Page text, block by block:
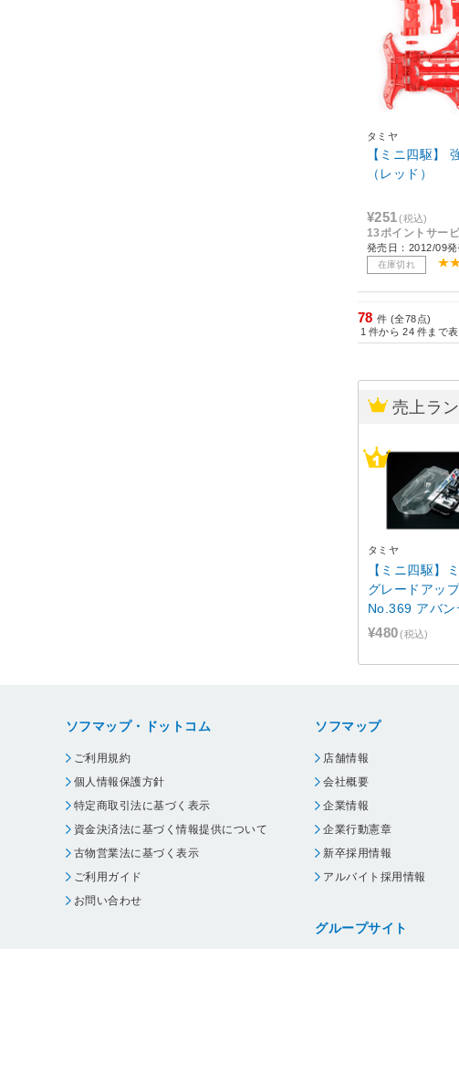
タミヤ
【ミニ四駆】
（レッド）
¥251 (税込)
13ポイントサー
発売日：2012/09
在庫切れ
78 件 (全78点)
1 件から 24 件まで
売上ラ
タミヤ
【ミニ四駆】
グレードアッ
No.369 アバ
クリアーボディ
¥480 (税込)
ソフマップ・ドットコム
ご利用規約
個人情報保護方針
特定商取引法に基づく表示
資金決済法に基づく情報提供について
古物営業法に基づく表示
ご利用ガイド
お問い合わせ
ソフマップ
店舗情報
会社概要
企業情報
企業行動憲章
新卒採用情報
アルバイト採用情報
グループサイト